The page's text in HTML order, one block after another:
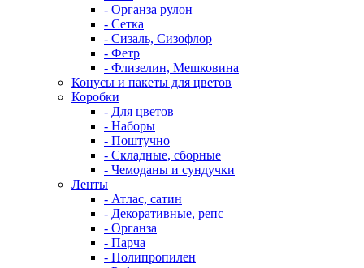
- Органза рулон
- Сетка
- Сизаль, Сизофлор
- Фетр
- Флизелин, Мешковина
Конусы и пакеты для цветов
Коробки
- Для цветов
- Наборы
- Поштучно
- Складные, сборные
- Чемоданы и сундучки
Ленты
- Атлас, сатин
- Декоративные, репс
- Органза
- Парча
- Полипропилен